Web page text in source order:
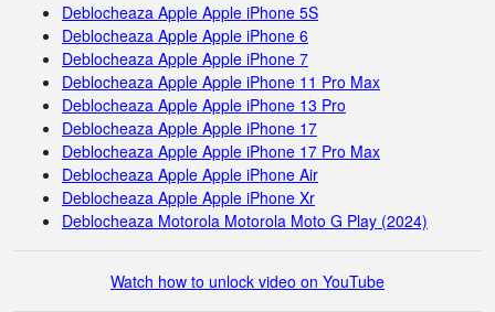
Deblocheaza Apple Apple iPhone 5S
Deblocheaza Apple Apple iPhone 6
Deblocheaza Apple Apple iPhone 7
Deblocheaza Apple Apple iPhone 11 Pro Max
Deblocheaza Apple Apple iPhone 13 Pro
Deblocheaza Apple Apple iPhone 17
Deblocheaza Apple Apple iPhone 17 Pro Max
Deblocheaza Apple Apple iPhone Air
Deblocheaza Apple Apple iPhone Xr
Deblocheaza Motorola Motorola Moto G Play (2024)
Watch how to unlock video on YouTube